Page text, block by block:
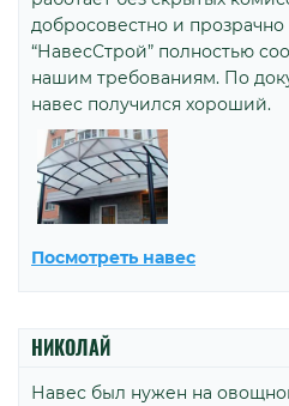
добросовестно и
“НавесСтрой” полностью
нашим требованиям. По
навес получился хороший.
Посмотреть навес
НИКОЛАЙ
Навес был нужен на